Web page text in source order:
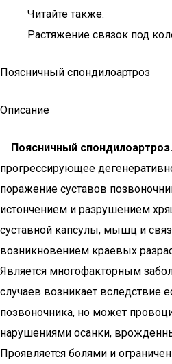
Читайте также:
Растяжение связок под
Поясничный спондилоартроз
Описание
Поясничный спондилоартроз.
прогрессирующее
поражение суставов
истончением и разрушением
суставной капсулы, мышц и
возникновением краевых
Является многофакторным
случаев возникает вследствие
позвоночника, но может
нарушениями осанки,
Проявляется болями и